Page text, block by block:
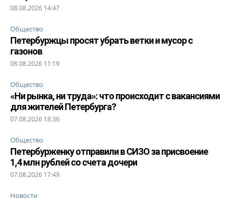
08.08.2026 14:47
Общество
Петербуржцы просят убрать ветки и мусор с
газонов
08.08.2026 11:19
Общество
«Ни рынка, ни труда»: что происходит с вакансиями
для жителей Петербурга?
07.08.2026 18:36
Общество
Петербурженку отправили в СИЗО за присвоение
1,4 млн рублей со счета дочери
07.08.2026 17:49
Новости